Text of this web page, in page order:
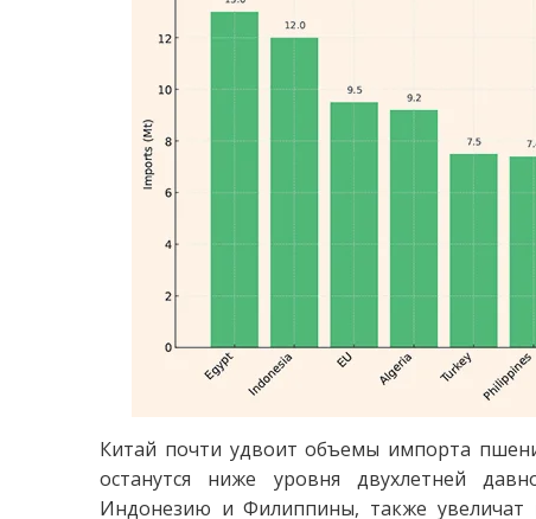
Китай почти удвоит объемы импорта
останутся ниже уровня двухлетней
Индонезию и Филиппины, также увеличат